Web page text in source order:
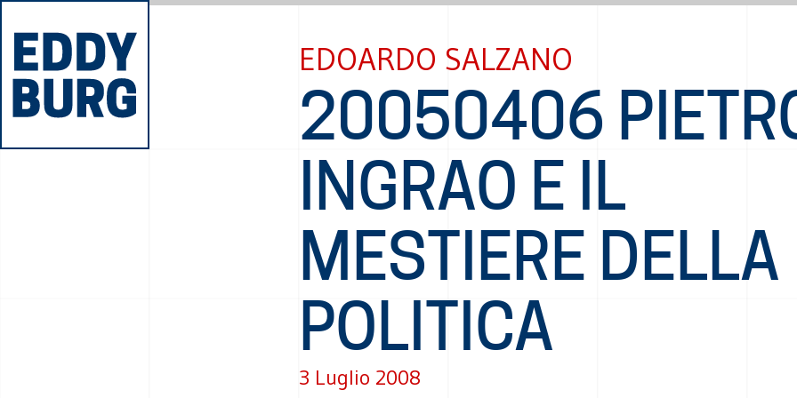
EDOARDO SALZANO
20050406
INGRAO E IL
MESTIERE DELLA
POLITICA
3 Luglio 2008